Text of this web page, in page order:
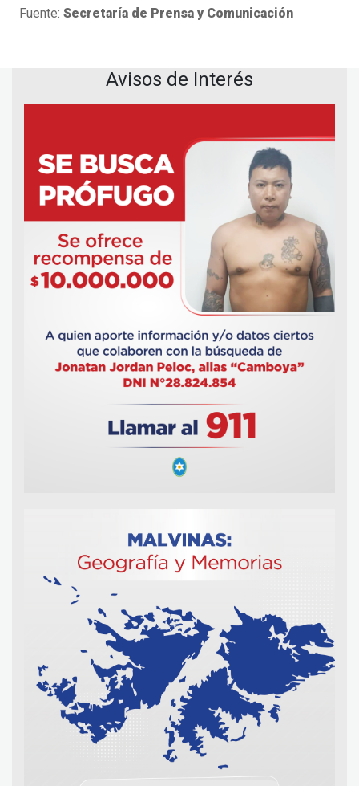
Fuente: Secretaría de Prensa y Comunicación
Avisos de Interés